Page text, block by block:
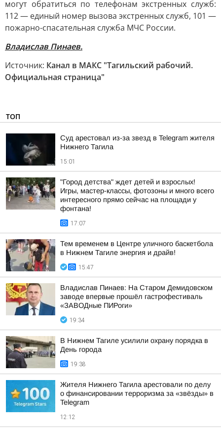
могут обратиться по телефонам экстренных служб:
112 — единый номер вызова экстренных служб, 101 —
пожарно-спасательная служба МЧС России.
Владислав Пинаев.
Источник: Канал в МАКС "Тагильский рабочий.
Официальная страница"
ТОП
Суд арестовал из-за звезд в Telegram жителя
Нижнего Тагила
15:01
"Город детства" ждет детей и взрослых!
Игры, мастер-классы, фотозоны и много всего
интересного прямо сейчас на площади у
фонтана!
17:07
Тем временем в Центре уличного баскетбола
в Нижнем Тагиле энергия и драйв!
15:47
Владислав Пинаев: На Старом Демидовском
заводе впервые прошёл гастрофестиваль
«ЗАВОДные ПИРоги»
19:34
В Нижнем Тагиле усилили охрану порядка в
День города
19:38
Жителя Нижнего Тагила арестовали по делу
о финансировании терроризма за «звёзды» в
Telegram
12:12